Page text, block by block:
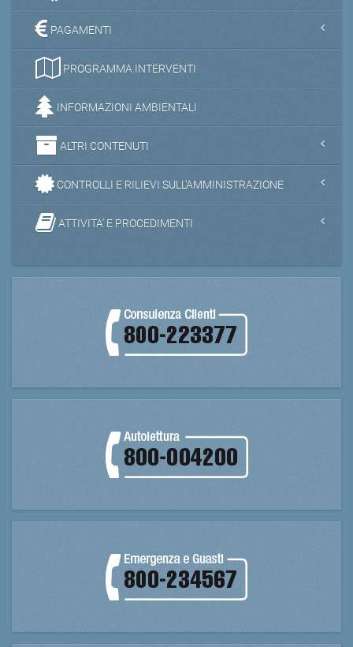
PAGAMENTI
PROGRAMMA INTERVENTI
INFORMAZIONI AMBIENTALI
ALTRI CONTENUTI
CONTROLLI E RILIEVI SULL'AMMINISTRAZIONE
ATTIVITA' E PROCEDIMENTI